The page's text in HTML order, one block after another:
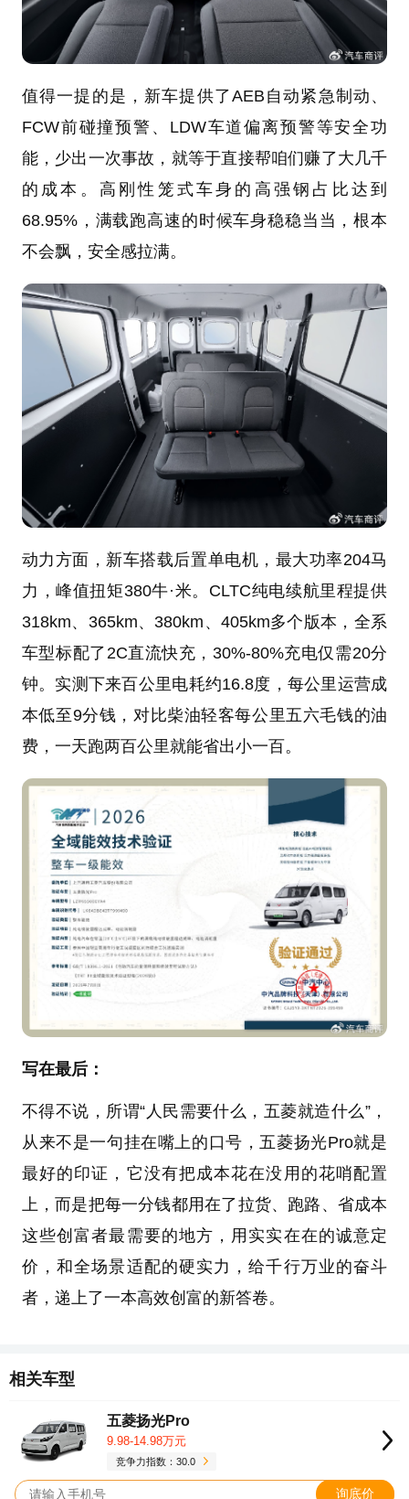
值得一提的是，新车提供了AEB自动紧急制动、
FCW前碰撞预警、LDW车道偏离预警等安全功
能，少出一次事故，就等于直接帮咱们赚了大几千
的成本。高刚性笼式车身的高强钢占比达到
68.95%，满载跑高速的时候车身稳稳当当，根本
不会飘，安全感拉满。
动力方面，新车搭载后置单电机，最大功率204马
力，峰值扭矩380牛·米。CLTC纯电续航里程提供
318km、365km、380km、405km多个版本，全系
车型标配了2C直流快充，30%-80%充电仅需20分
钟。实测下来百公里电耗约16.8度，每公里运营成
本低至9分钱，对比柴油轻客每公里五六毛钱的油
费，一天跑两百公里就能省出小一百。
写在最后：
不得不说，所谓“人民需要什么，五菱就造什么”，
从来不是一句挂在嘴上的口号，五菱扬光Pro就是
最好的印证，它没有把成本花在没用的花哨配置
上，而是把每一分钱都用在了拉货、跑路、省成本
这些创富者最需要的地方，用实实在在的诚意定
价，和全场景适配的硬实力，给千行万业的奋斗
者，递上了一本高效创富的新答卷。
相关车型
五菱扬光Pro
9.98-14.98万元
竞争力指数：30.0
询底价